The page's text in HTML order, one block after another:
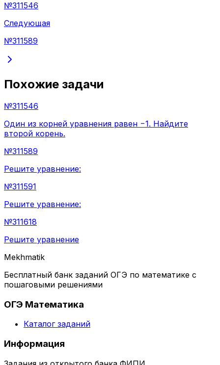
№311546
Следующая
№311589
Похожие задачи
№311546
Один из корней уравнения равен −1. Найдите
второй корень.
№311589
Решите уравнение:
№311591
Решите уравнение:
№311618
Решите уравнение
Mekhmatik
Бесплатный банк заданий ОГЭ по математике с
пошаговыми решениями
ОГЭ Математика
Каталог заданий
Информация